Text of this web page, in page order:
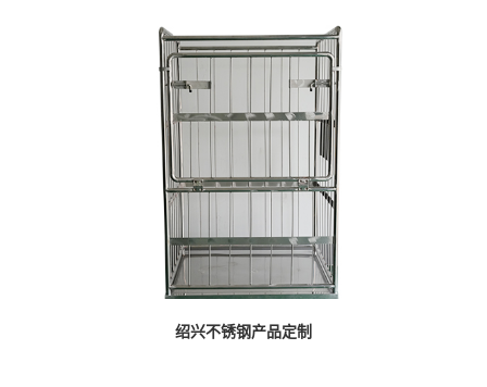
绍兴不锈钢产品定制